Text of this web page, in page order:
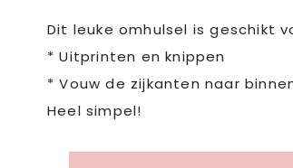
Dit leuke omhulsel is geschikt
* Uitprinten en knippen
* Vouw de zijkanten naar
Heel simpel!